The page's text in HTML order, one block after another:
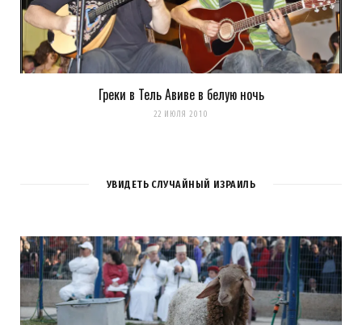
Греки в Тель Авиве в белую ночь
22 ИЮЛЯ 2010
УВИДЕТЬ СЛУЧАЙНЫЙ ИЗРАИЛЬ